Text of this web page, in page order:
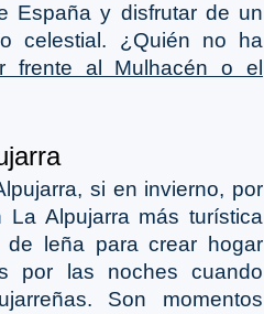
España y disfrutar de un
celestial. ¿Quién no ha
frente al Mulhacén o el
si en invierno, por
Alpujarra más turística
de leña para crear hogar
por las noches cuando
Son momentos